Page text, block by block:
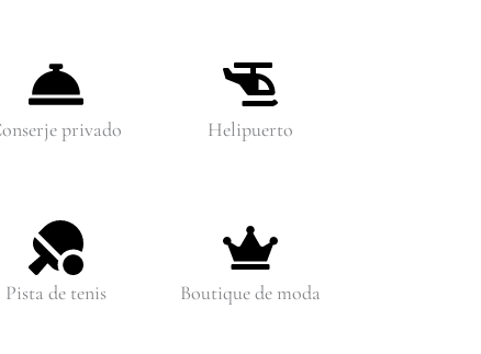
privado Helipuerto
Pista de tenis Boutique de moda